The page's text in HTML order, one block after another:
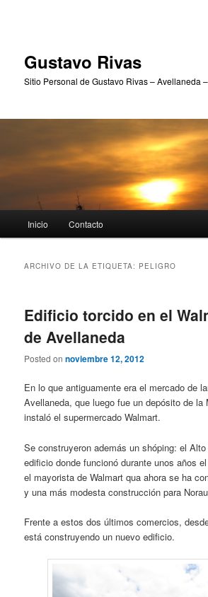
Gustavo Rivas
Sitio Personal de Gustavo Rivas – Avellaneda
principal
Inicio Contacto
ARCHIVO DE LA ETIQUETA: PELIGRO
Edificio torcido en el
de Avellaneda
Posted onnoviembre 12, 2012
En lo que antiguamente era el mercado de
Avellaneda, que luego fue un depósito de la
instaló el supermercado Walmart.
Se construyeron además un shóping: el
edificio donde funcionó durante unos años
el mayorista de Walmart qua ahora se ha
y una más modesta construcción para
Frente a estos dos últimos comercios,
está construyendo un nuevo edificio.